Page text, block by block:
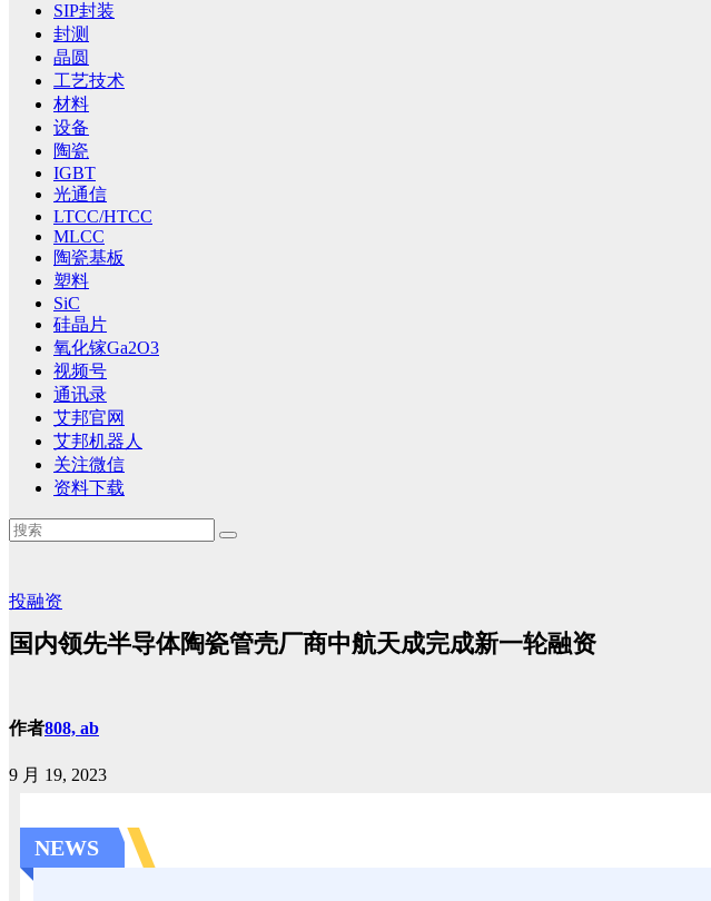
SIP封装
封测
晶圆
工艺技术
材料
设备
陶瓷
IGBT
光通信
LTCC/HTCC
MLCC
陶瓷基板
塑料
SiC
硅晶片
氧化镓Ga2O3
视频号
通讯录
艾邦官网
艾邦机器人
关注微信
资料下载
投融资
国内领先半导体陶瓷管壳厂商中航天成完成新一轮融资
作者808, ab
9 月 19, 2023
NEWS